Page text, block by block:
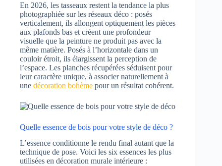
En 2026, les tasseaux restent la tendance la plus
photographiée sur les réseaux déco : posés
verticalement, ils allongent optiquement les pièces
aux plafonds bas et créent une profondeur
visuelle que la peinture ne produit pas avec la
même matière. Posés à l’horizontale dans un
couloir étroit, ils élargissent la perception de
l’espace. Les planches récupérées séduisent pour
leur caractère unique, à associer naturellement à
une décoration bohème pour un résultat cohérent.
Quelle essence de bois pour votre style de déco ?
L’essence conditionne le rendu final autant que la
technique de pose. Voici les six essences les plus
utilisées en décoration murale intérieure :